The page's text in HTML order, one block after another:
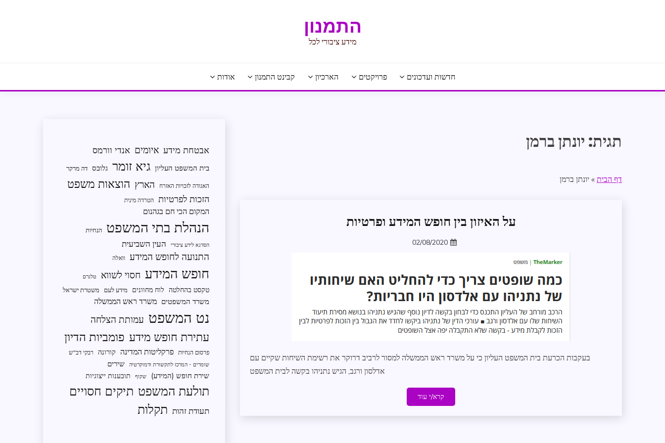
התמנון
מידע ציבורי לכל
חדשות ועדכונים פרויקטים הארכיון קבינט התמנון אודות
תגית: יונתן ברמן
דף הבית » יונתן ברמן
ממשל
תקין
במרחב
על האיזון בין חופש המידע ופרטיות
02/08/2020
בעקבות הכרעת בית המשפט העליון כי על משרד ראש הממשלה למסור לרביב דרוקר את רשימת השיחות שקיים עם
אדלסון ורגב, הגיש נתניהו בקשה לבית המשפט
קרא/י עוד
אבטחת מידע איומים אנדי וורמס
בית המשפט העליון גיא זומר גלובס דה מרקר
האגודה לזכויות האזרח הארץ הוצאות משפט
הזכות לפרטיות הטרדה מינית
המקום הכי חם בגהנום
הנהלת בתי המשפט הנחיות
הסדנא לידע ציבורי העין השביעית
התנועה לחופש המידע וואלה
חופש המידע חסוי לשווא טלגרם
טקסט בהחלטה לוח מחוונים מידע לעם משטרת ישראל
משרד המשפטים משרד ראש הממשלה
נט המשפט עמותת הצלחה
עתירת חופש מידע פומביות הדיון
פרסום הנחיות פרקליטות המדינה קורונה רבקי דב"ש
שומרים - המרכז לתקשורת ודמוקרטיה
שירים
שירת חופש (המידע)
שקוף תובענות ייצוגיות
תולעת המשפט תיקים חסויים
תעודת זהות תקלות